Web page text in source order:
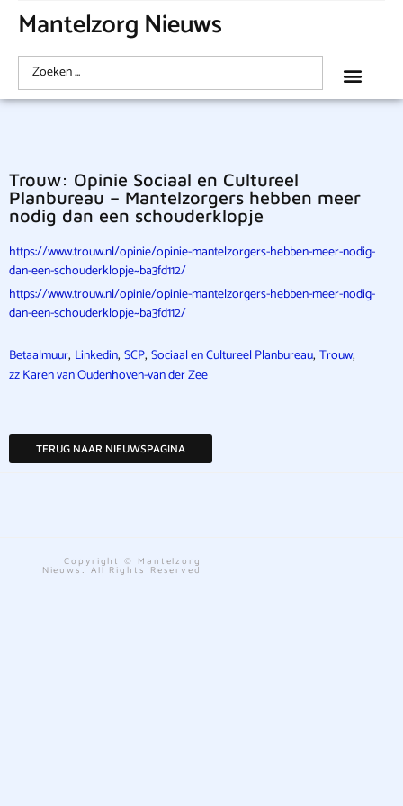
Mantelzorg Nieuws
Trouw: Opinie Sociaal en Cultureel
Planbureau – Mantelzorgers hebben meer
nodig dan een schouderklopje
https://www.trouw.nl/opinie/opinie-mantelzorgers-hebben-meer-nodig-
dan-een-schouderklopje~ba3fd112/
https://www.trouw.nl/opinie/opinie-mantelzorgers-hebben-meer-nodig-
dan-een-schouderklopje~ba3fd112/
Betaalmuur, Linkedin, SCP, Sociaal en Cultureel Planbureau, Trouw,
zz Karen van Oudenhoven-van der Zee
TERUG NAAR NIEUWSPAGINA
Copyright © Mantelzorg
Nieuws. All Rights Reserved